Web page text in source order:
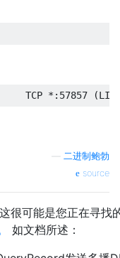
二进制鲍勃
source
很可能是您正在寻找
如文档所述：